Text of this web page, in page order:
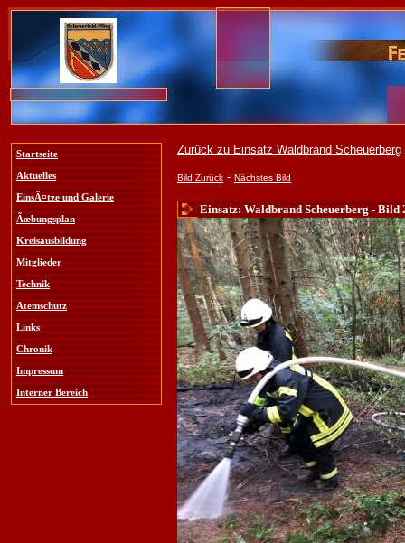
Startseite
Aktuelles
EinsÃ¤tze und Galerie
Ãœbungsplan
Kreisausbildung
Mitglieder
Technik
Atemschutz
Links
Chronik
Impressum
Interner Bereich
Zurück zu Einsatz Waldbrand Scheuerberg
Bild Zurück - Nächstes Bild
Einsatz: Waldbrand Scheuerberg - Bild